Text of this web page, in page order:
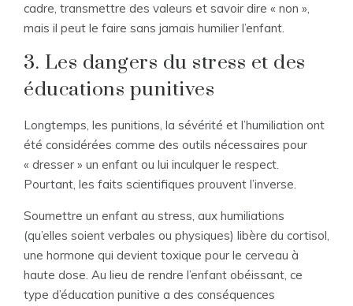
cadre, transmettre des valeurs et savoir dire « non »,
mais il peut le faire sans jamais humilier l’enfant.
3. Les dangers du stress et des
éducations punitives
Longtemps, les punitions, la sévérité et l’humiliation ont
été considérées comme des outils nécessaires pour
« dresser » un enfant ou lui inculquer le respect.
Pourtant, les faits scientifiques prouvent l’inverse.
Soumettre un enfant au stress, aux humiliations
(qu’elles soient verbales ou physiques) libère du cortisol,
une hormone qui devient toxique pour le cerveau à
haute dose. Au lieu de rendre l’enfant obéissant, ce
type d’éducation punitive a des conséquences